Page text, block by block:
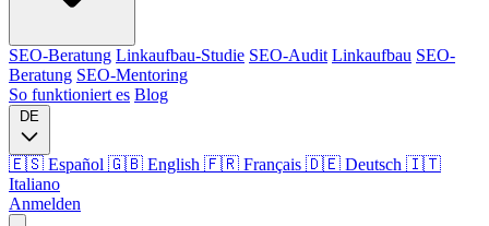
SEO-Beratung Linkaufbau-Studie SEO-Audit Linkaufbau SEO-
Beratung SEO-Mentoring
So funktioniert es Blog
DE
🇪🇸 Español 🇬🇧 English 🇫🇷 Français 🇩🇪 Deutsch 🇮🇹
Italiano
Anmelden